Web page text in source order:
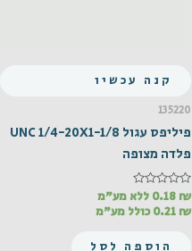
קנה עכשיו
135220
פיליפס עגול UNC 1/4-20X1-1/8
פלדה מצופה
דורג
מתוך
0.18 ₪
ללא מע"מ
0.21 ₪ כולל מע"מ
הוספה לסל